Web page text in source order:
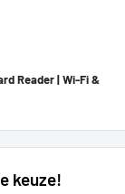
Reader| Wi-Fi &
keuze!